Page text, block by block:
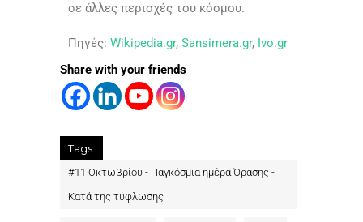
σε άλλες περιοχές του κόσμου.
Πηγές: Wikipedia.gr, Sansimera.gr, Ivo.gr
Share with your friends
Tags:
#11 Οκτωβρίου - Παγκόσμια ημέρα Όρασης -
Κατά της τύφλωσης